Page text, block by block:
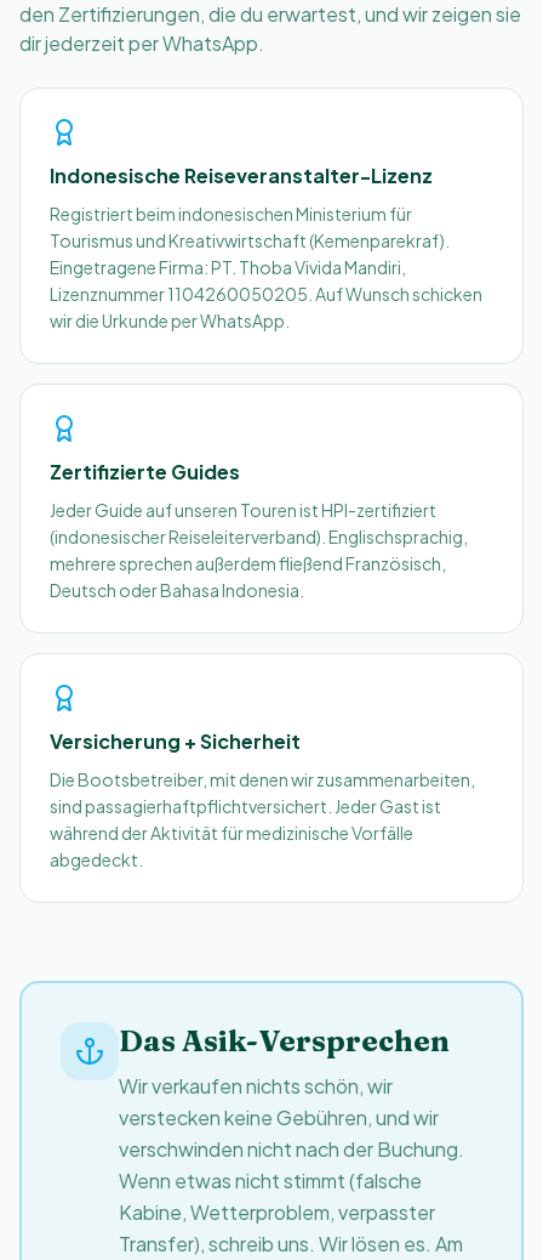
den Zertifizierungen, die du erwartest, und wir zeigen sie
dir jederzeit per WhatsApp.
Indonesische Reiseveranstalter-Lizenz
Registriert beim indonesischen Ministerium für
Tourismus und Kreativwirtschaft (Kemenparekraf).
Eingetragene Firma: PT. Thoba Vivida Mandiri,
Lizenznummer 1104260050205. Auf Wunsch schicken
wir die Urkunde per WhatsApp.
Zertifizierte Guides
Jeder Guide auf unseren Touren ist HPI-zertifiziert
(indonesischer Reiseleiterverband). Englischsprachig,
mehrere sprechen außerdem fließend Französisch,
Deutsch oder Bahasa Indonesia.
Versicherung + Sicherheit
Die Bootsbetreiber, mit denen wir zusammenarbeiten,
sind passagierhaftpflichtversichert. Jeder Gast ist
während der Aktivität für medizinische Vorfälle
abgedeckt.
Das Asik-Versprechen
Wir verkaufen nichts schön, wir
verstecken keine Gebühren, und wir
verschwinden nicht nach der Buchung.
Wenn etwas nicht stimmt (falsche
Kabine, Wetterproblem, verpasster
Transfer), schreib uns. Wir lösen es. Am